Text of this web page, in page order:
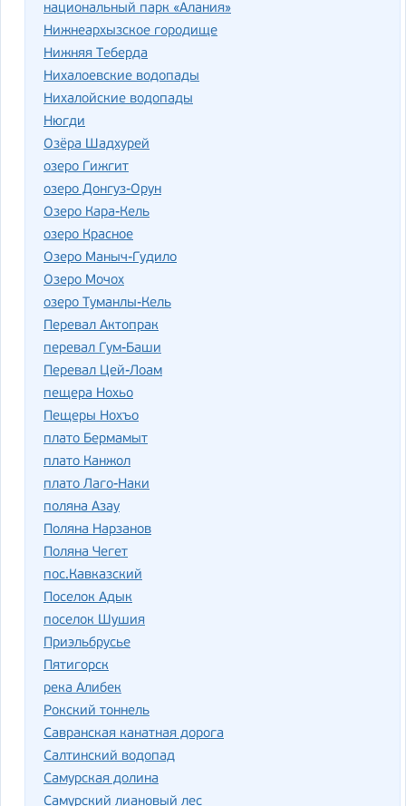
национальный парк «Алания»
Нижнеархызское городище
Нижняя Теберда
Нихалоевские водопады
Нихалойские водопады
Нюгди
Озёра Шадхурей
озеро Гижгит
озеро Донгуз-Орун
Озеро Кара-Кель
озеро Красное
Озеро Маныч-Гудило
Озеро Мочох
озеро Туманлы-Кель
Перевал Актопрак
перевал Гум-Баши
Перевал Цей-Лоам
пещера Нохьо
Пещеры Нохъо
плато Бермамыт
плато Канжол
плато Лаго-Наки
поляна Азау
Поляна Нарзанов
Поляна Чегет
пос.Кавказский
Поселок Адык
поселок Шушия
Приэльбрусье
Пятигорск
река Алибек
Рокский тоннель
Савранская канатная дорога
Салтинский водопад
Самурская долина
Самурский лиановый лес